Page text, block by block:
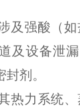
及强酸（
及设备泄
剂。
热力系统